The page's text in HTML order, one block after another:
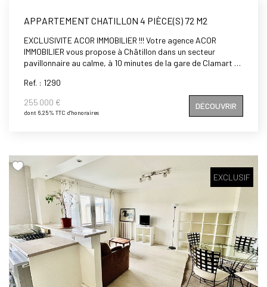
APPARTEMENT CHATILLON 4 PIÈCE(S) 72 M2
EXCLUSIVITE ACOR IMMOBILIER !!! Votre agence ACOR
IMMOBILIER vous propose à Châtillon dans un secteur
pavillonnaire au calme, à 10 minutes de la gare de Clamart et
étages, un appartement de 3/4 pièces en double exposition,
comprenant : entrée, double séjour de 28m² donnant sur
balcon exposé plein SUD, cuisine, deux chambres (possibilité
de créer une troisième chambre), salle d'eau, WC séparés,
ce bien est pour vous.
Ref. : 1290
255 000 €
dont 6.25% TTC d'honoraires
DÉCOUVRIR
EXCLUSIF